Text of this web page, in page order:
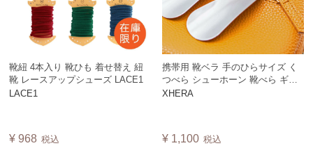
靴紐 4本入り 靴ひも 着せ替え 紐
靴 レースアップシューズ LACE1
LACE1
¥ 968 税込
携帯用 靴ベラ 手のひらサイズ く
つべら シューホーン 靴べら ギフ
ト ポケットサイズ ビジネス 父の
XHERA
¥ 1,100 税込